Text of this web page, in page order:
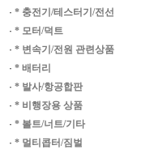
· * 충전기/테스터기/전선
· * 모터/덕트
· * 변속기/전원 관련상품
· * 배터리
· * 발사/항공합판
· * 비행장용 상품
· * 볼트/너트/기타
· * 멀티콥터/짐벌